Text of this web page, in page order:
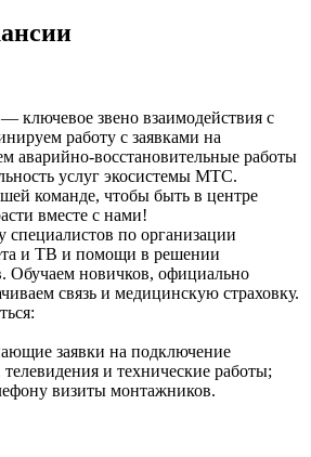
ключевое звено взаимодействия с
работу с заявками на
аварийно-восстановительные работы
услуг экосистемы МТС.
команде, чтобы быть в центре
вместе с нами!
по организации
и ТВ и помощи в решении
Обучаем новичков, официально
связь и медицинскую страховку.
заявки на подключение
и технические работы;
визиты монтажников.